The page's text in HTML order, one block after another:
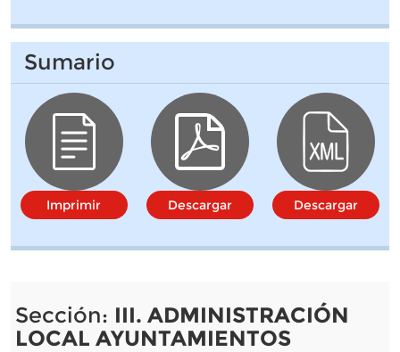
Sumario
Imprimir Descargar Descargar
Sección: III. ADMINISTRACIÓN
LOCAL AYUNTAMIENTOS